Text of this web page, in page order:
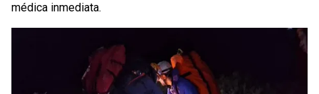
médica inmediata.